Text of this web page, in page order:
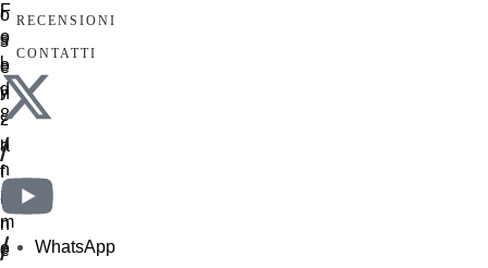
RECENSIONI
CONTATTI
/
/
WhatsApp